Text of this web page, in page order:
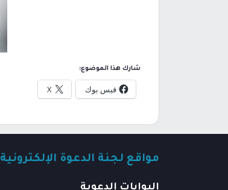
شارك هذا الموضوع:
فيس بوك X
مواقع لجنة الدعوة الإلكترونية
البوابات الدعوية